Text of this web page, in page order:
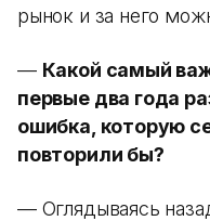
рынок и за него
— Какой самый
первые два года
ошибка, которую
повторили бы?
— Оглядываясь